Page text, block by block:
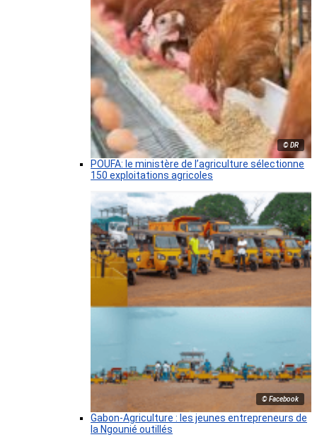
© DR
POUFA: le ministère de l’agriculture sélectionne
150 exploitations agricoles
© Facebook
Gabon-Agriculture : les jeunes entrepreneurs de
la Ngounié outillés